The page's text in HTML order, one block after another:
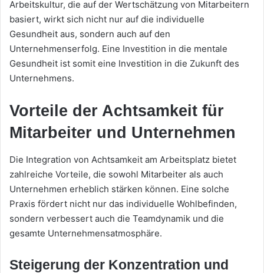
Arbeitskultur, die auf der Wertschätzung von Mitarbeitern
basiert, wirkt sich nicht nur auf die individuelle
Gesundheit aus, sondern auch auf den
Unternehmenserfolg. Eine Investition in die mentale
Gesundheit ist somit eine Investition in die Zukunft des
Unternehmens.
Vorteile der Achtsamkeit für
Mitarbeiter und Unternehmen
Die Integration von Achtsamkeit am Arbeitsplatz bietet
zahlreiche Vorteile, die sowohl Mitarbeiter als auch
Unternehmen erheblich stärken können. Eine solche
Praxis fördert nicht nur das individuelle Wohlbefinden,
sondern verbessert auch die Teamdynamik und die
gesamte Unternehmensatmosphäre.
Steigerung der Konzentration und